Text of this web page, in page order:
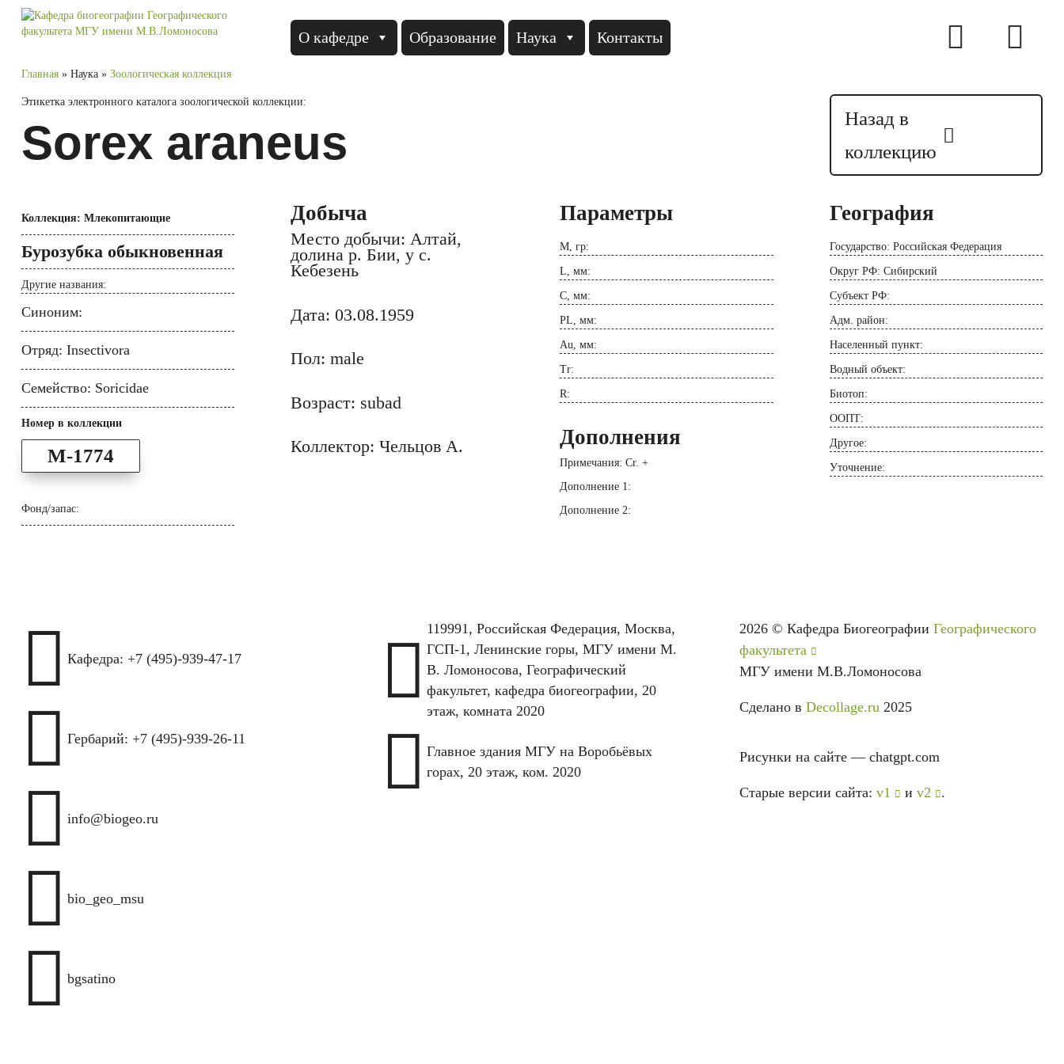
О кафедре Образование Наука Контакты
Главная» Наука » Зоологическая коллекция
Этикетка электронного каталога зоологической коллекции:
Sorex araneus
Назад в
коллекцию
Коллекция: Млекопитающие
Бурозубка обыкновенная
Другие названия:
Синоним:
Отряд: Insectivora
Семейство: Soricidae
Номер в коллекции
M-1774
Фонд/запас:
Добыча
Место добычи: Алтай,
долина р. Бии, у с.
Кебезень
Дата: 03.08.1959
Пол: male
Возраст: subad
Коллектор: Чельцов А.
Параметры
M, гр:
L, мм:
C, мм:
PL, мм:
Au, мм:
Tr:
R:
Дополнения
Примечания: Cr. +
Дополнение 1:
Дополнение 2:
География
Государство: Российская Федерация
Округ РФ: Сибирский
Субъект РФ:
Адм. район:
Населенный пункт:
Водный объект:
Биотоп:
ООПТ:
Другое:
Уточнение:
 Кафедра: +7 (495)-939-47-17
 Гербарий: +7 (495)-939-26-11
 info@biogeo.ru
 bio_geo_msu
 bgsatino

119991, Российская Федерация, Москва,
ГСП-1, Ленинские горы, МГУ имени М.
В. Ломоносова, Географический
факультет, кафедра биогеографии, 20
этаж, комната 2020
 Главное здания МГУ на Воробьёвых
горах, 20 этаж, ком. 2020
2026©Кафедра Биогеографии Географического
факультета
МГУ имени М.В.Ломоносова
Сделано вDecollage.ru 2025
Рисунки на сайте — chatgpt.com
Старые версии сайта:v1 иv2 .